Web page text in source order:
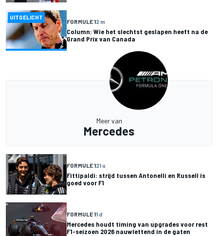
UITGELICHT
FORMULE 12 m
Column: Wie het slechtst geslapen heeft na de
Grand Prix van Canada
Meer van
Mercedes
FORMULE 121 u
Fittipaldi: strijd tussen Antonelli en Russell is
goed voor F1
FORMULE 11 d
Mercedes houdt timing van upgrades voor rest
F1-seizoen 2026 nauwlettend in de gaten